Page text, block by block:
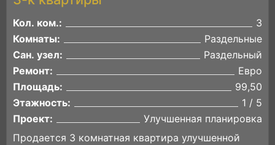
Кол. ком.:
3
Комнаты:
Раздельные
Сан. узел:
Раздельный
Ремонт:
Евро
Площадь:
99,50
Этажность:
1 / 5
Проект:
Улучшенная планировка
Продается 3 комнатная квартира улучшенной